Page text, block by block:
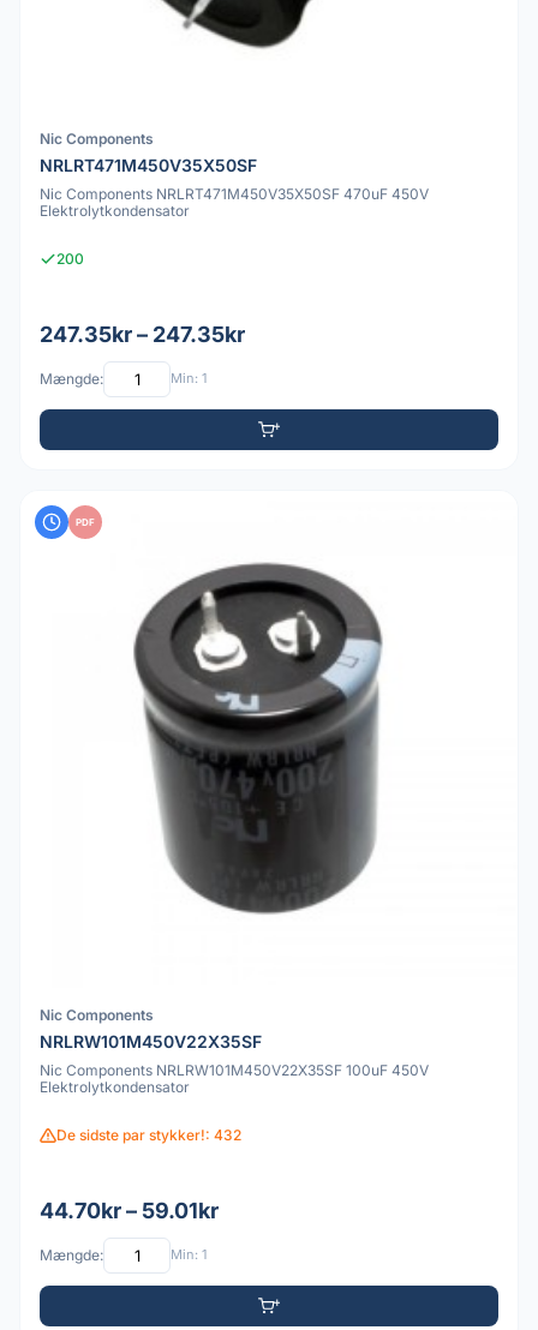
Nic Components
NRLRT471M450V35X50SF
Nic Components NRLRT471M450V35X50SF 470uF 450V
Elektrolytkondensator
200
247.35kr – 247.35kr
Mængde: Min: 1
PDF
Nic Components
NRLRW101M450V22X35SF
Nic Components NRLRW101M450V22X35SF 100uF 450V
Elektrolytkondensator
De sidste par stykker!: 432
44.70kr – 59.01kr
Mængde: Min: 1